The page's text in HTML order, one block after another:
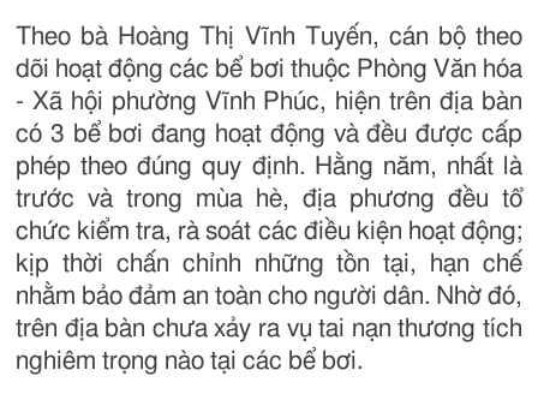
Theo bà Hoàng Thị Vĩnh Tuyến, cán bộ theo
dõi hoạt động các bể bơi thuộc Phòng Văn hóa
- Xã hội phường Vĩnh Phúc, hiện trên địa bàn
có 3 bể bơi đang hoạt động và đều được cấp
phép theo đúng quy định. Hằng năm, nhất là
trước và trong mùa hè, địa phương đều tổ
chức kiểm tra, rà soát các điều kiện hoạt động;
kịp thời chấn chỉnh những tồn tại, hạn chế
nhằm bảo đảm an toàn cho người dân. Nhờ đó,
trên địa bàn chưa xảy ra vụ tai nạn thương tích
nghiêm trọng nào tại các bể bơi.